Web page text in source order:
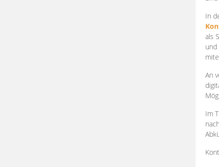
In
als
An
Im